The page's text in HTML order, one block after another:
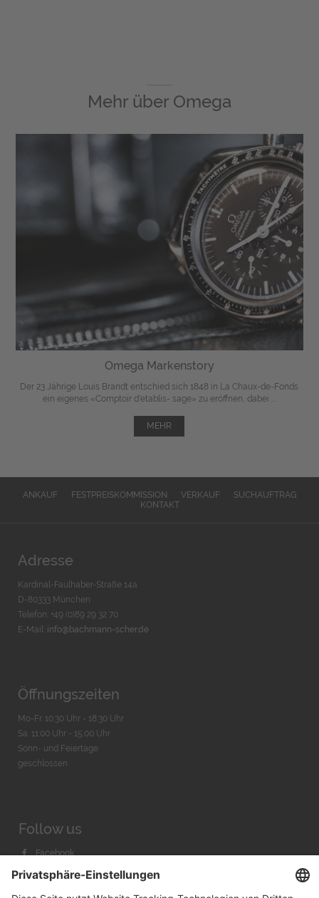
Mehr über Omega
Omega Markenstory
Der 23 Jährige Louis Brandt entschied sich 1848 in La Chaux-de-Fonds
ein eigenes «Comptoir d'etablis- sage» zu eröffnen, dabei ...
MEHR
ANKAUF FESTPREISKOMMISSION VERKAUF
SUCHAUFTRAG
KONTAKT
Adresse
Kardinal-Faulhaber-Straße 14a
D-80333 München
Telefon: +49 (0)89 29 32 70
E-Mail: info@bachmann-scher.de
Öffnungszeiten
Mo-Fr. 10:30 Uhr - 18:30 Uhr
Sa. 11:00 Uhr - 15.00 Uhr
Sonn- und Feiertage
geschlossen
Follow us
Facebook
Instagram
Youtube